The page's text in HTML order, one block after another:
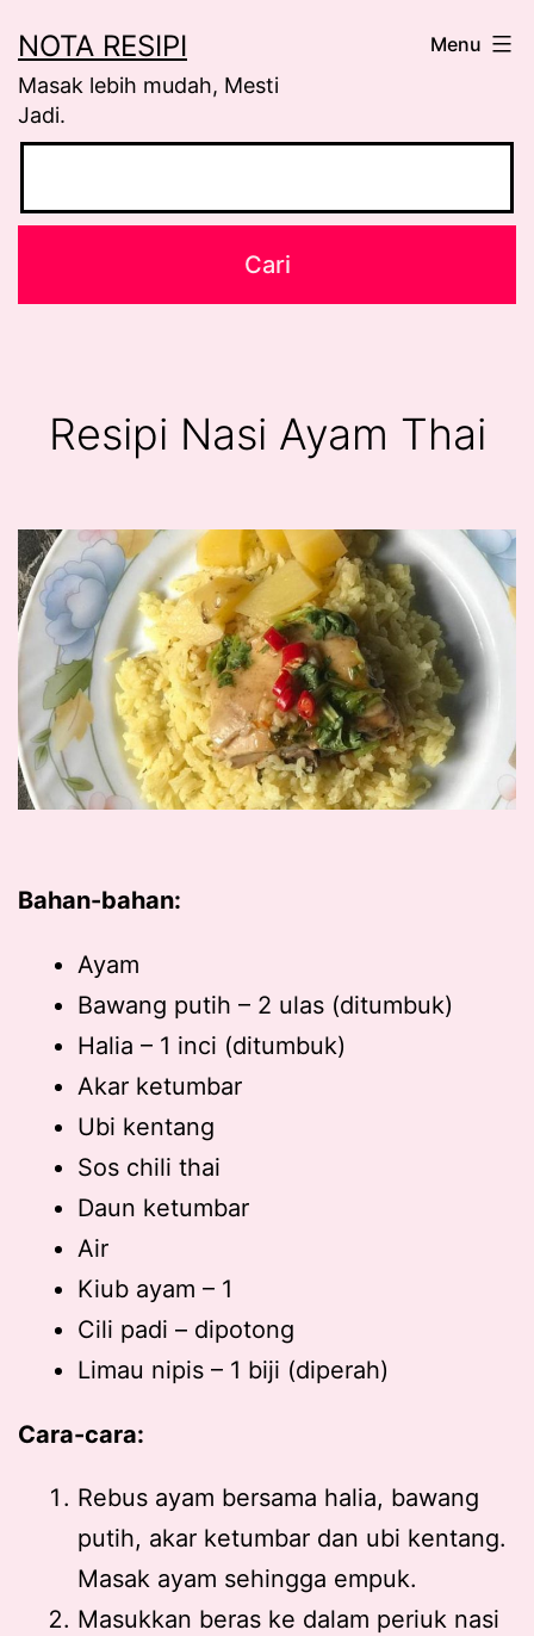
to
content
NOTA RESIPI
Masak lebih mudah, Mesti
Jadi.
Menu
Resipi Nasi Ayam Thai
Bahan-bahan:
Ayam
Bawang putih – 2 ulas (ditumbuk)
Halia – 1 inci (ditumbuk)
Akar ketumbar
Ubi kentang
Sos chili thai
Daun ketumbar
Air
Kiub ayam – 1
Cili padi – dipotong
Limau nipis – 1 biji (diperah)
Cara-cara:
Rebus ayam bersama halia, bawang
putih, akar ketumbar dan ubi kentang.
Masak ayam sehingga empuk.
Masukkan beras ke dalam periuk nasi